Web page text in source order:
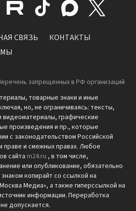
СВЯЗЬ
КОНТАКТЫ
запрещенных в РФ организаций
товарные знаки и иные
но, не ограничиваясь: тексты,
графические
произведения и пр., которые
с законодательством Российской
и смежных правах. Любое
сайта m24.ru , в том числе,
или опубликование, обязательно
копирайт со ссылкой на
Медиа», а также гиперссылкой на
информации. Переработка
не допускается.